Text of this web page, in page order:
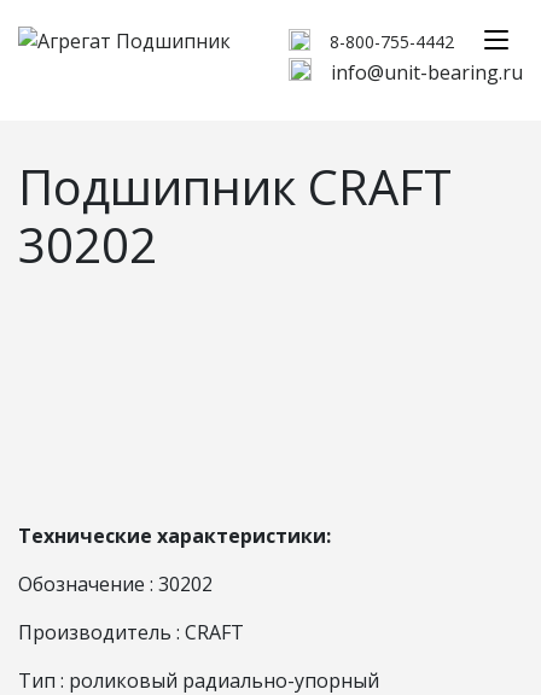
8-800-755-4442
info@unit-bearing.ru
Подшипник CRAFT
30202
Технические характеристики:
Обозначение : 30202
Производитель : CRAFT
Тип : роликовый радиально-упорный